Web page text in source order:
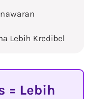
Lebih Kredibel
= Lebih